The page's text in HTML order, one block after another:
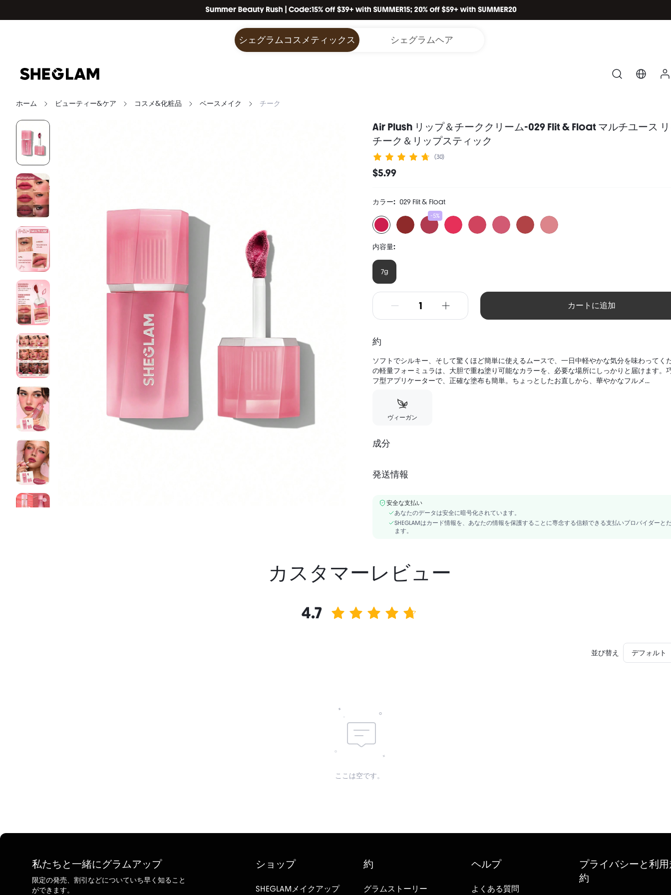
シェグラムコスメティックス シェグラムヘア
ホーム ビューティー&ケア コスメ&化粧品 ベースメイク チーク
Air Plush リップ＆チーククリーム-029 Flit & Float マルチユース
チーク＆リップスティック
(30)
$5.99
カラー: 029 Flit & Float
-5%
内容量:
7g
カートに追加
約
ソフトでシルキー、そして驚くほど簡単に使えるムースで、一日中軽やかな気分を味わってく
の軽量フォーミュラは、大胆で重ね塗り可能なカラーを、必要な場所にしっかりと届けます。
フ型アプリケーターで、正確な塗布も簡単。ちょっとしたお直しから、華やかなフルメ...
ヴィーガン
成分
TRIISOSTEARATE, VINYL DIMETHICONE/METHICONE SILSESQUIOXANE CROSSPOLYMER,
発送情報
安全な支払い
あなたのデータは安全に暗号化されています。
SHEGLAMはカード情報を、あなたの情報を保護することに専念する信頼できる支払いプロバイダーと
ます。
カスタマーレビュー
4.7
並び替え デフォルト
ここは空です。
私たちと一緒にグラムアップ
限定の発売、割引などについていち早く知ること
ができます。
ショップ
SHEGLAMメイクアップ
約
グラムストーリー
ヘルプ
よくある質問
プライバシーと利
約